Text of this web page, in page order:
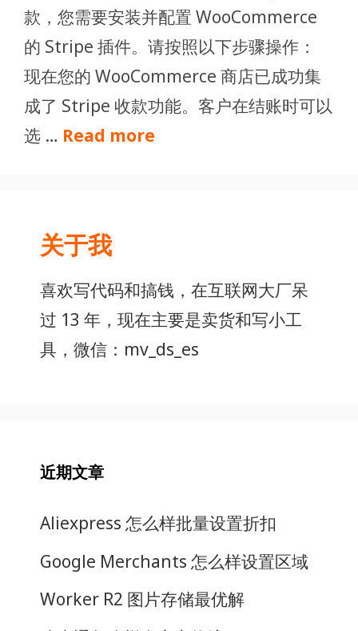
款，您需要安装并配置 WooCommerce
的 Stripe 插件。请按照以下步骤操作：
现在您的 WooCommerce 商店已成功集
成了 Stripe 收款功能。客户在结账时可以
选 … Read more
关于我
喜欢写代码和搞钱，在互联网大厂呆
过 13 年，现在主要是卖货和写小工
具，微信：mv_ds_es
近期文章
Aliexpress 怎么样批量设置折扣
Google Merchants 怎么样设置区域
Worker R2 图片存储最优解